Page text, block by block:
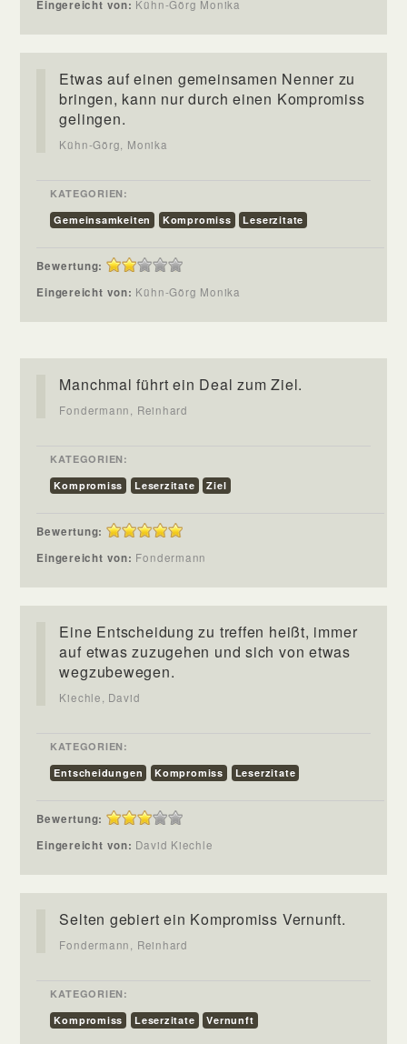
Eingereicht von: Kühn-Görg Monika
Etwas auf einen gemeinsamen Nenner zu
bringen, kann nur durch einen Kompromiss
gelingen.
Kühn-Görg, Monika
KATEGORIEN:
Gemeinsamkeiten
Kompromiss Leserzitate
Bewertung:
Eingereicht von: Kühn-Görg Monika
Manchmal führt ein Deal zum Ziel.
Fondermann, Reinhard
KATEGORIEN:
Kompromiss
Leserzitate Ziel
Bewertung:
Eingereicht von: Fondermann
Eine Entscheidung zu treffen heißt, immer
auf etwas zuzugehen und sich von etwas
wegzubewegen.
Kiechle, David
KATEGORIEN:
Entscheidungen
Kompromiss Leserzitate
Bewertung:
Eingereicht von: David Kiechle
Selten gebiert ein Kompromiss Vernunft.
Fondermann, Reinhard
KATEGORIEN:
Kompromiss
Leserzitate Vernunft